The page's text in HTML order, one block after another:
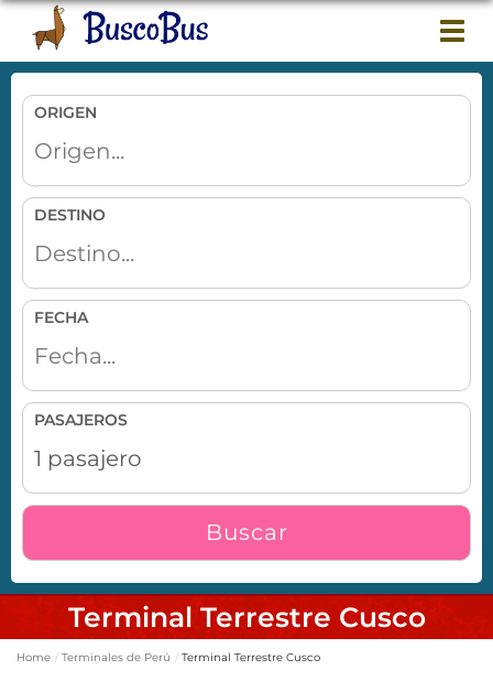
ORIGEN
DESTINO
FECHA
PASAJEROS
Buscar
Terminal Terrestre Cusco
Home Terminales de Perú Terminal Terrestre Cusco